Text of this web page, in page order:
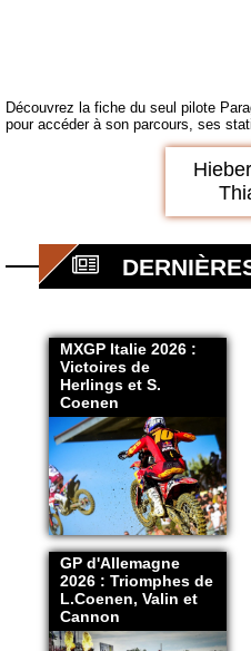
Découvrez la fiche du seul pilote
pour accéder à son parcours, ses
MXGP Italie 2026 :
Victoires de
Herlings et S.
Coenen
GP d'Allemagne
2026 : Triomphes de
L.Coenen, Valin et
Cannon